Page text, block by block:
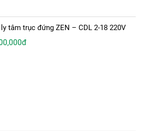
tâm trục đứng ZEN – CDL 2-18 220V